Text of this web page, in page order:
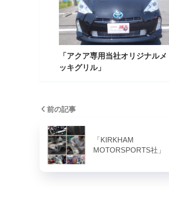
「アクア専用当社オリジナルメ
ッキグリル」
前の記事
「KIRKHAM
MOTORSPORTS社」